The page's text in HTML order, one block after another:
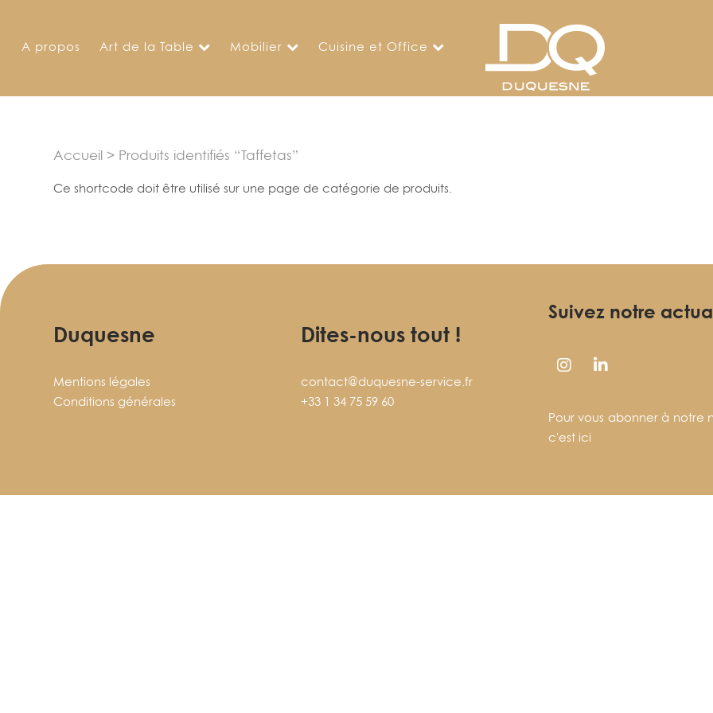
contentA propos Art de la Table Mobilier Cuisine et Office
Accueil > Produits identifiés “Taffetas”
Ce shortcode doit être utilisé sur une page de catégorie de produits.
Duquesne
Mentions légales
Conditions générales
Dites-nous tout !
contact@duquesne-service.fr
+33 1 34 75 59 60
Suivez notre
Pour vous abonner à notre
c'est ici